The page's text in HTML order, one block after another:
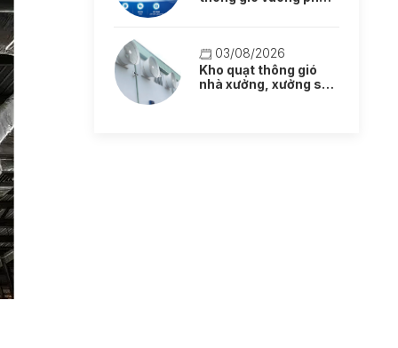
03/08/2026
Kho quạt thông gió
nhà xưởng, xưởng sản